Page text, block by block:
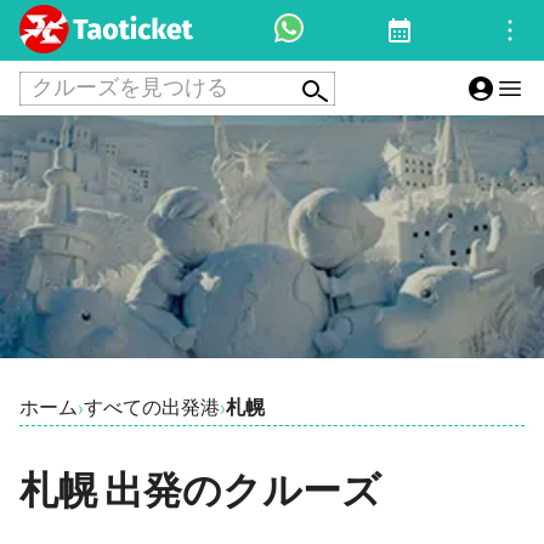
クルーズを見つける
ホーム›すべての出発港›札幌
札幌 出発のクルーズ